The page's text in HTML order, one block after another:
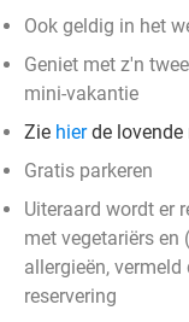
Ook geldig in het
Geniet met z'n
mini-vakantie
Zie hierde lovende
Gratis parkeren
Uiteraard wordt er
met vegetariërs en
allergieën, vermeld
reservering